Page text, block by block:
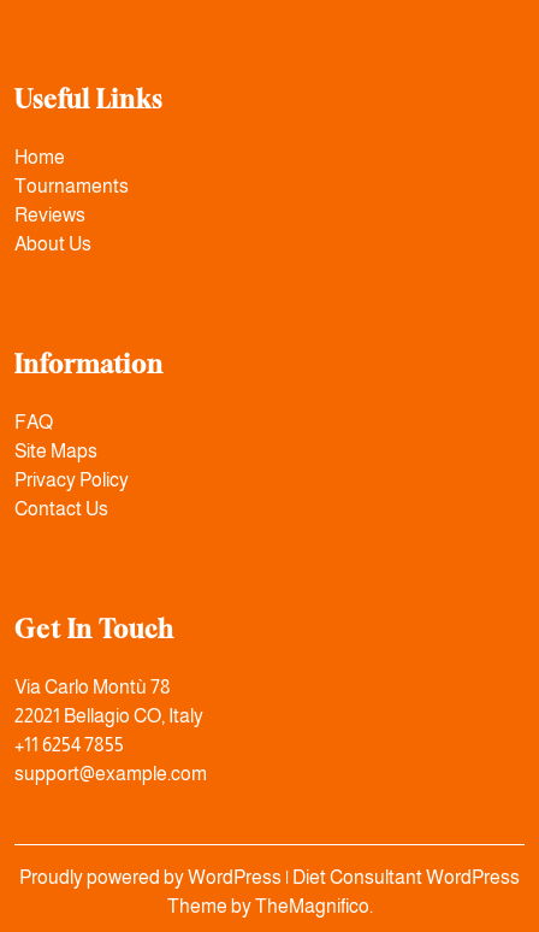
Useful Links
Home
Tournaments
Reviews
About Us
Information
FAQ
Site Maps
Privacy Policy
Contact Us
Get In Touch
Via Carlo Montù 78
22021 Bellagio CO, Italy
+11 6254 7855
support@example.com
Proudly powered by WordPress | Diet Consultant WordPress
Theme by TheMagnifico.